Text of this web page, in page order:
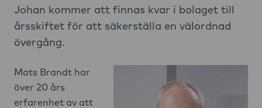
Johan kommer att finnas kvar i bolaget till
årsskiftet för att säkerställa en välordnad
övergång.
Mats Brandt har
över 20 års
erfarenhet av att